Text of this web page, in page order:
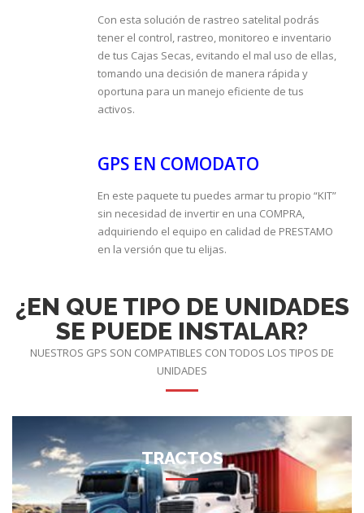
Con esta solución de rastreo satelital podrás
tener el control, rastreo, monitoreo e inventario
de tus Cajas Secas, evitando el mal uso de ellas,
tomando una decisión de manera rápida y
oportuna para un manejo eficiente de tus
activos.
GPS EN COMODATO
En este paquete tu puedes armar tu propio “KIT”
sin necesidad de invertir en una COMPRA,
adquiriendo el equipo en calidad de PRESTAMO
en la versión que tu elijas.
¿EN QUE TIPO DE UNIDADES
SE PUEDE INSTALAR?
NUESTROS GPS SON COMPATIBLES CON TODOS LOS TIPOS DE
UNIDADES
TRACTOS